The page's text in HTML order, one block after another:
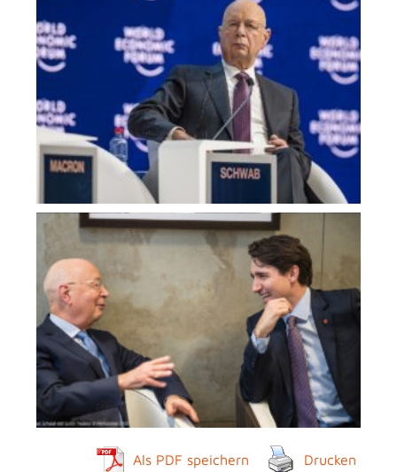
Als PDF speichern Drucken